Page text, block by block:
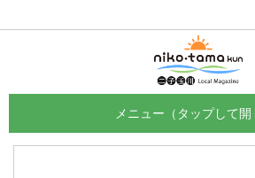
メニュー